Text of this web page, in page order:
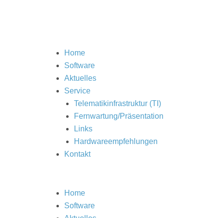
Home
Software
Aktuelles
Service
Telematikinfrastruktur (TI)
Fernwartung/Präsentation
Links
Hardwareempfehlungen
Kontakt
Home
Software